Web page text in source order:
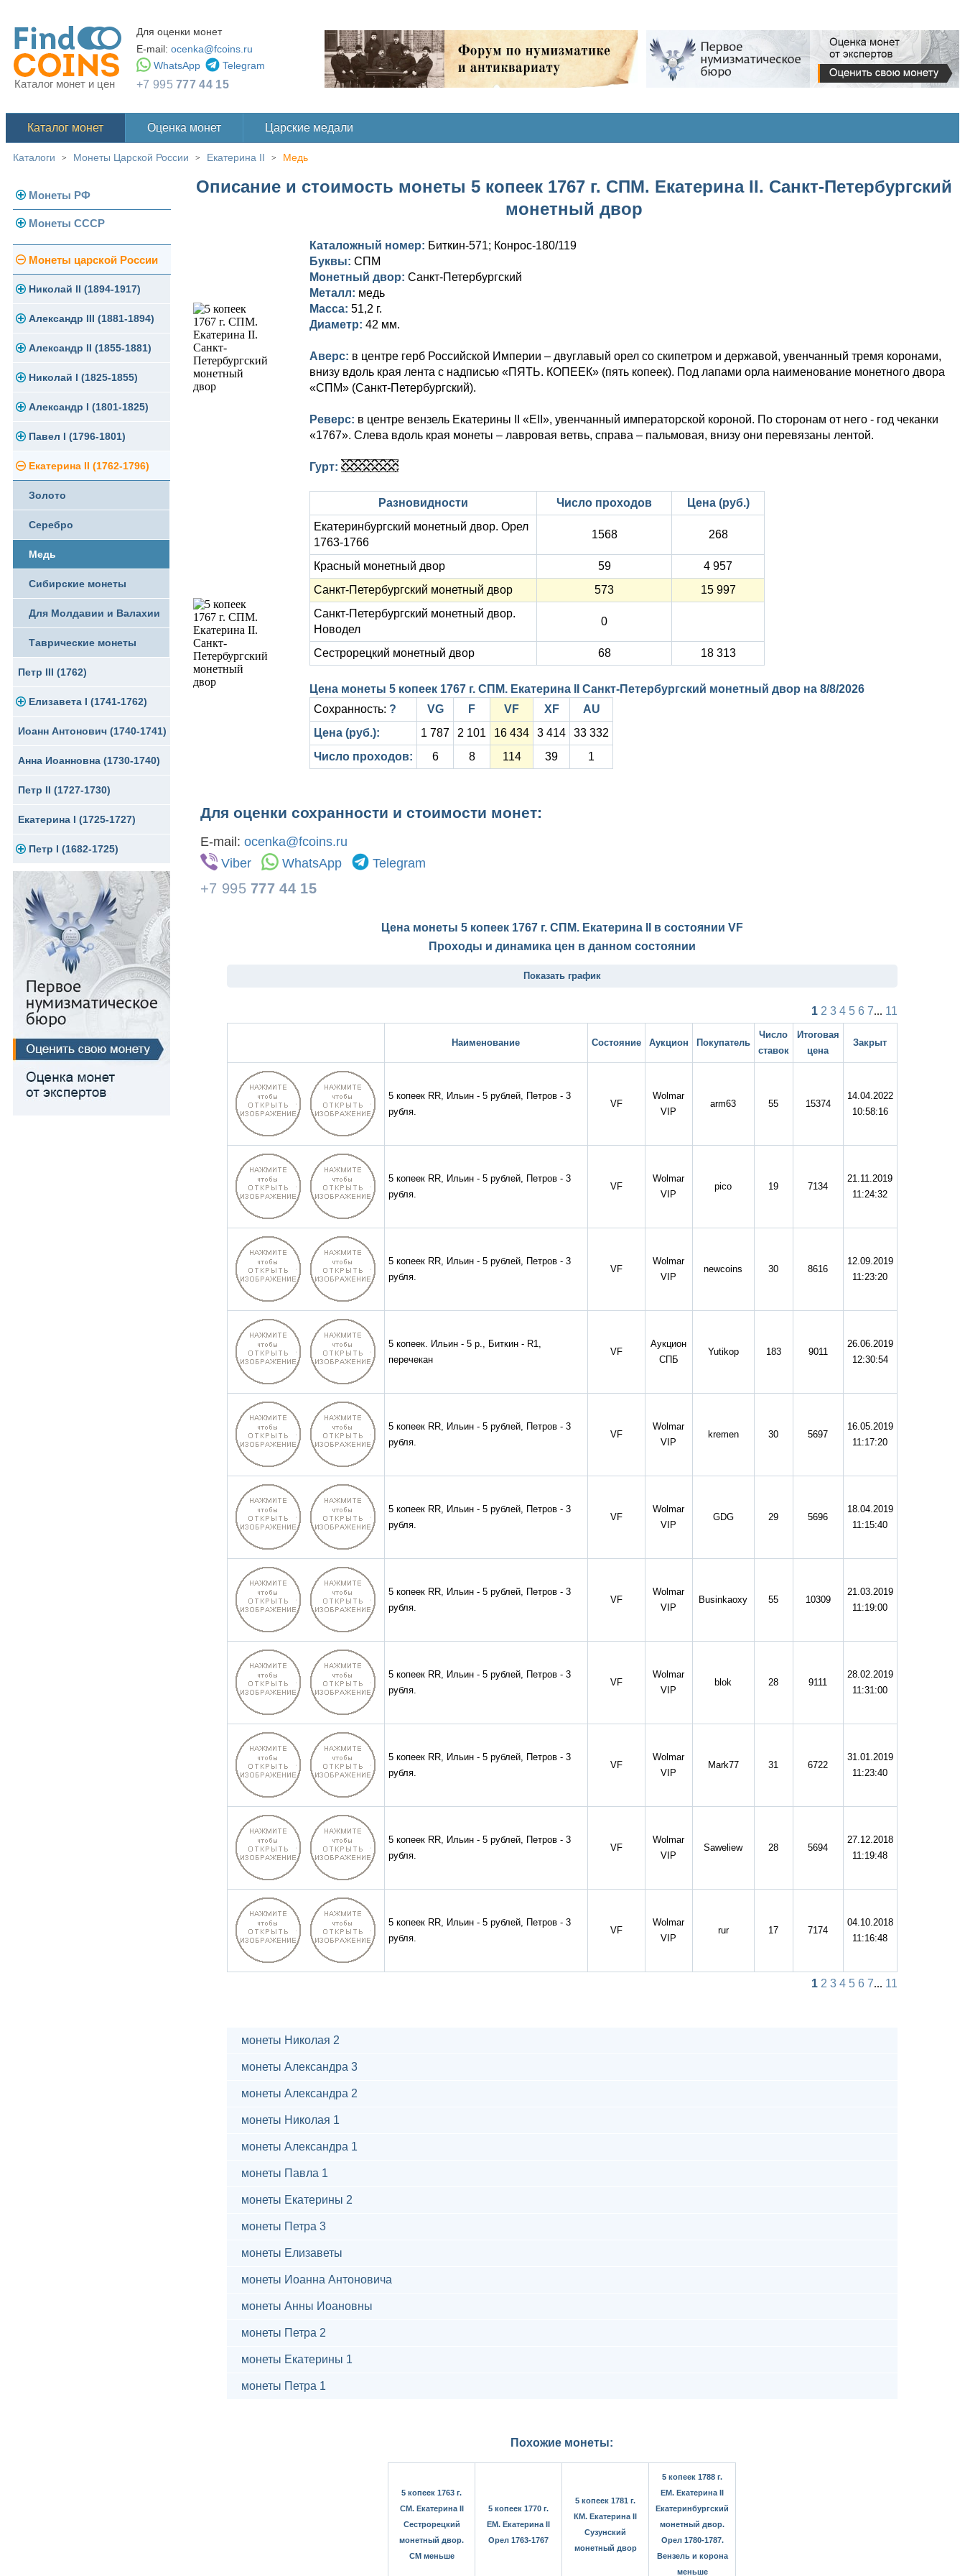
Каталог монет и цен
Для оценки монет
E-mail: ocenka@fcoins.ru
WhatsApp
Telegram
+7 995777 44 15
Каталог монет Оценка монет Царские медали
Каталоги > Монеты Царской России > Екатерина II > Медь
Монеты РФ
Современная Россия
Монеты 1991-1993 гг.
Памятные и юбилейные
Монеты СССР
Погодовка СССР
Монеты 1958 года
Золотые червонцы
Памятные и юбилейные
Монеты царской России
Николай II (1894-1917)
Золото
Серебро
Медь
Германская оккупация
Для Финляндии
Памятные и донативные
Александр III (1881-1894)
Золото
Серебро
Медь
Для Финляндии
Памятные и донативные
Александр II (1855-1881)
Золото
Серебро
Медь
Для Финляндии
Памятные и донативные
Николай I (1825-1855)
Платина, золото
Серебро
Медь
Для Грузии
Русско-Польские
Для Польши
Памятные и донативные
Александр I (1801-1825)
Золото
Серебро
Медь
Для Грузии
Для Польши
Павел I (1796-1801)
Золото
Серебро
Медь
Екатерина II (1762-1796)
Золото
Серебро
Медь
Сибирские монеты
Для Молдавии и Валахии
Таврические монеты
Петр III (1762)
Елизавета I (1741-1762)
Золото
Серебро
Медь
Для Пруссии
Ливонезы
Альбертусталер
Иоанн Антонович (1740-1741)
Анна Иоанновна (1730-1740)
Петр II (1727-1730)
Екатерина I (1725-1727)
Петр I (1682-1725)
Золото
Серебро
Медь
Для Речи Посполитой
Описание и стоимость монеты 5 копеек 1767 г. СПМ. Екатерина II. Санкт-Петербургский
монетный двор
Каталожный номер: Биткин-571; Конрос-180/119
Буквы: СПМ
Монетный двор: Санкт-Петербургский
Металл: медь
Масса: 51,2 г.
Диаметр: 42 мм.
Аверс: в центре герб Российской Империи – двуглавый орел со скипетром и державой, увенчанный тремя коронами,
внизу вдоль края лента с надписью «ПЯТЬ. КОПЕЕК» (пять копеек). Под лапами орла наименование монетного двора
«СПМ» (Санкт-Петербургский).
Реверс: в центре вензель Екатерины II «ЕII», увенчанный императорской короной. По сторонам от него - год чеканки
«1767». Слева вдоль края монеты – лавровая ветвь, справа – пальмовая, внизу они перевязаны лентой.
Гурт:
Разновидности Число проходов
Цена (руб.)
Екатеринбургский монетный двор. Орел
1763-1766
1568 268
Красный монетный двор 59
4 957
Санкт-Петербургский монетный двор
573
15 997
Санкт-Петербургский монетный двор.
Новодел
0
Сестрорецкий монетный двор 68 18 313
Цена монеты 5 копеек 1767 г. СПМ. Екатерина II Санкт-Петербургский монетный двор на 8/8/2026
Сохранность: ? VG F VF XF
AU
Цена (руб.):
1 787 2 101 16 434 3 414
33 332
Число проходов:
6 8 114 39 1
Для оценки сохранности и стоимости монет:
E-mail: ocenka@fcoins.ru
Viber
WhatsApp Telegram
+7 995 777 44 15
Цена монеты 5 копеек 1767 г. СПМ. Екатерина II в состоянии VF
Проходы и динамика цен в данном состоянии
Показать график
1 2 3 4 5 6 7... 11
Наименование Состояние Аукцион Покупатель
Число
ставок
Итоговая
цена
Закрыт
5 копеек RR, Ильин - 5 рублей, Петров - 3
рубля.
VF
Wolmar
VIP
arm63 55 15374
14.04.2022
10:58:16
5 копеек RR, Ильин - 5 рублей, Петров - 3
рубля.
VF
Wolmar
VIP
pico 19 7134
21.11.2019
11:24:32
5 копеек RR, Ильин - 5 рублей, Петров - 3
рубля.
VF
Wolmar
VIP
newcoins 30 8616
12.09.2019
11:23:20
5 копеек. Ильин - 5 р., Биткин - R1,
перечекан
VF
Аукцион
СПБ
Yutikop 183 9011
26.06.2019
12:30:54
5 копеек RR, Ильин - 5 рублей, Петров - 3
рубля.
VF
Wolmar
VIP
kremen 30 5697
16.05.2019
11:17:20
5 копеек RR, Ильин - 5 рублей, Петров - 3
рубля.
VF
Wolmar
VIP
GDG 29 5696
18.04.2019
11:15:40
5 копеек RR, Ильин - 5 рублей, Петров - 3
рубля.
VF
Wolmar
VIP
Businkaoxy 55 10309
21.03.2019
11:19:00
5 копеек RR, Ильин - 5 рублей, Петров - 3
рубля.
VF
Wolmar
VIP
blok 28 9111
28.02.2019
11:31:00
5 копеек RR, Ильин - 5 рублей, Петров - 3
рубля.
VF
Wolmar
VIP
Mark77 31 6722
31.01.2019
11:23:40
5 копеек RR, Ильин - 5 рублей, Петров - 3
рубля.
VF
Wolmar
VIP
Saweliew 28 5694
27.12.2018
11:19:48
5 копеек RR, Ильин - 5 рублей, Петров - 3
рубля.
VF
Wolmar
VIP
rur 17 7174
04.10.2018
11:16:48
1 2 3 4 5 6 7... 11
монеты Николая 2
монеты Александра 3
монеты Александра 2
монеты Николая 1
монеты Александра 1
монеты Павла 1
монеты Екатерины 2
монеты Петра 3
монеты Елизаветы
монеты Иоанна Антоновича
монеты Анны Иоановны
монеты Петра 2
монеты Екатерины 1
монеты Петра 1
Похожие монеты:
5 копеек 1763 г.
СМ. Екатерина II
Сестрорецкий
монетный двор.
СМ меньше
5 копеек 1770 г.
ЕМ. Екатерина II
Орел 1763-1767
5 копеек 1781 г.
КМ. Екатерина II
Сузунский
монетный двор
5 копеек 1788 г.
ЕМ. Екатерина II
Екатеринбургский
монетный двор.
Орел 1780-1787.
Вензель и корона
меньше